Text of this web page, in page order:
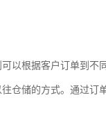
以根据客户订单到不
仓储的方式。通过订